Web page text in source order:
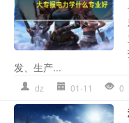
发、生产...
dz 01-11 0